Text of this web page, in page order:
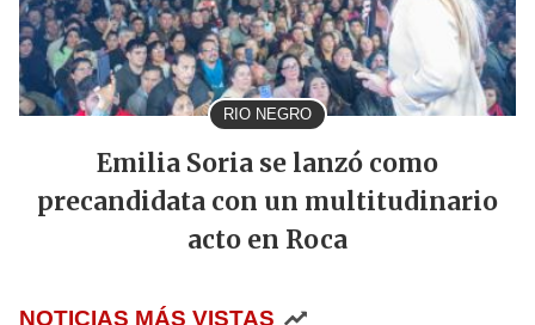
RIO NEGRO
Emilia Soria se lanzó como
precandidata con un multitudinario
acto en Roca
NOTICIAS MÁS VISTAS